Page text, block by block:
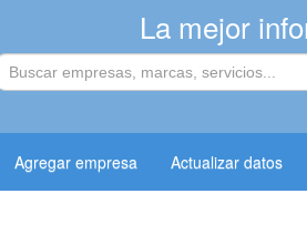
La mejor
Agregar empresa Actualizar datos